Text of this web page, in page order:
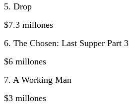
5. Drop
$7.3 millones
6. The Chosen: Last Supper Part 3
$6 millones
7. A Working Man
$3 millones